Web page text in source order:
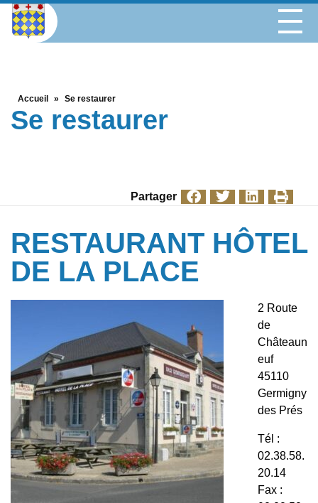
Accueil » Se restaurer
Se restaurer
Partager
RESTAURANT HÔTEL
DE LA PLACE
2 Route
de
Châteaun
euf
45110
Germigny
des Prés
Tél :
02.38.58.
20.14
Fax :